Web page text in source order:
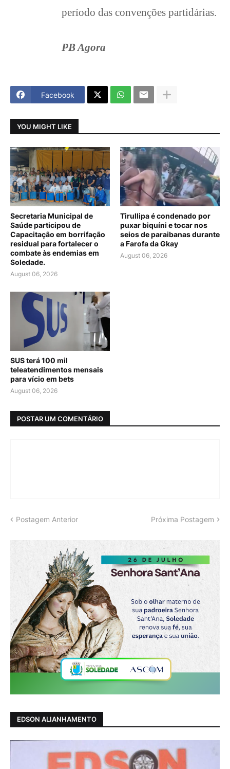
período das convenções partidárias.
PB Agora
Facebook
YOU MIGHT LIKE
Secretaria Municipal de
Saúde participou de
Capacitação em borrifação
residual para fortalecer o
combate às endemias em
Soledade.
August 06, 2026
Tirullipa é condenado por
puxar biquíni e tocar nos
seios de paraibanas durante
a Farofa da Gkay
August 06, 2026
SUS terá 100 mil
teleatendimentos mensais
para vício em bets
August 06, 2026
POSTAR UM COMENTÁRIO
Postagem Anterior Próxima Postagem
EDSON ALIANHAMENTO